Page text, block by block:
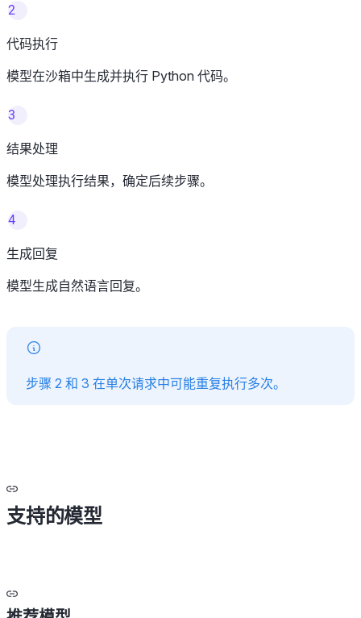
2
代码执行
模型在沙箱中生成并执行 Python 代码。
3
结果处理
模型处理执行结果，确定后续步骤。
4
生成回复
模型生成自然语言回复。
步骤 2 和 3 在单次请求中可能重复执行多次。
支持的模型